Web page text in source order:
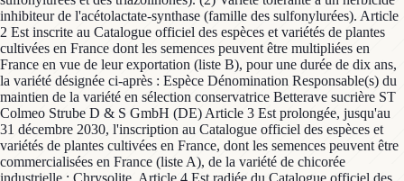
inhibiteur de l'acétolactate-synthase (famille des sulfonylurées). Article
2 Est inscrite au Catalogue officiel des espèces et variétés de plantes
cultivées en France dont les semences peuvent être multipliées en
France en vue de leur exportation (liste B), pour une durée de dix ans,
la variété désignée ci-après : Espèce Dénomination Responsable(s) du
maintien de la variété en sélection conservatrice Betterave sucrière ST
Colmeo Strube D & S GmbH (DE) Article 3 Est prolongée, jusqu'au
31 décembre 2030, l'inscription au Catalogue officiel des espèces et
variétés de plantes cultivées en France, dont les semences peuvent être
commercialisées en France (liste A), de la variété de chicorée